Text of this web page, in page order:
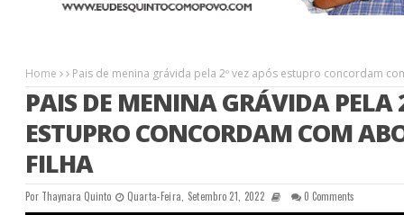
Home Pais de menina grávida pela 2º vez após estupro concordam
PAIS DE MENINA GRÁVIDA PELA
ESTUPRO CONCORDAM COM
FILHA
Por Thaynara Quinto Quarta-Feira, Setembro 21, 2022 0 Comments